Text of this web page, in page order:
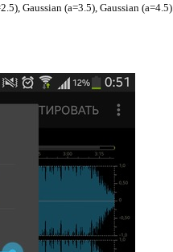
Gaussian (a=3.5), Gaussian (a=4.5).